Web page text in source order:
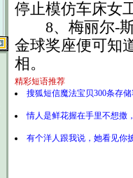
停止模仿车床女
8、梅丽尔-斯
金球奖座便可知
相。
精彩短语推荐
搜狐短信魔法宝贝300条存
情人是鲜花握在手里不想
有个洋人跟我说，她看见